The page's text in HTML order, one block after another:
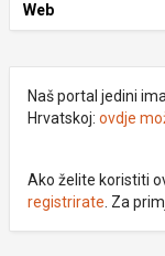
Web
Naš portal jedini
Hrvatskoj: ovdje
Ako želite koristiti
registrirate . Za